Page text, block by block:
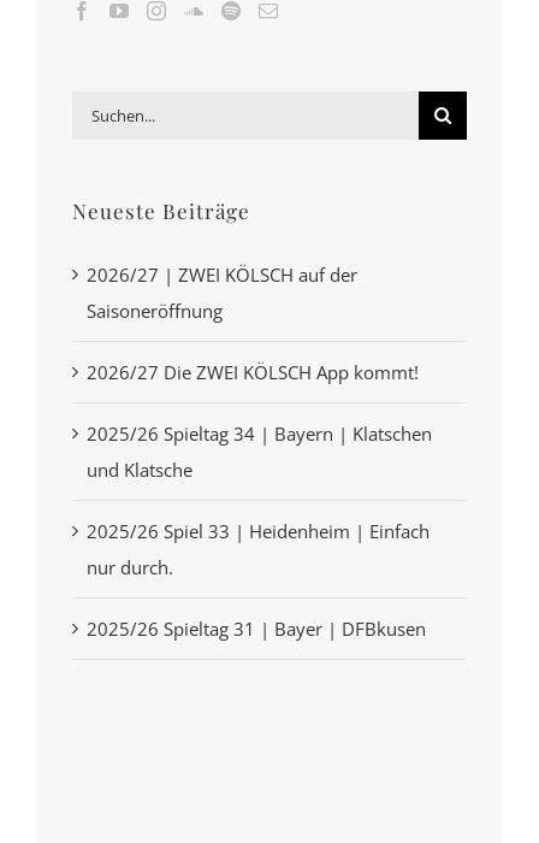
Suche
Neueste Beiträge
2026/27 | ZWEI KÖLSCH auf der
Saisoneröffnung
2026/27 Die ZWEI KÖLSCH App kommt!
2025/26 Spieltag 34 | Bayern | Klatschen
und Klatsche
2025/26 Spiel 33 | Heidenheim | Einfach
nur durch.
2025/26 Spieltag 31 | Bayer | DFBkusen